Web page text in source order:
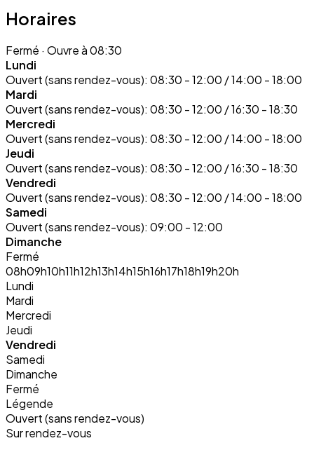
Horaires
Fermé · Ouvre à 08:30
Lundi
Ouvert (sans rendez-vous): 08:30 - 12:00 / 14:00 - 18:00
Mardi
Ouvert (sans rendez-vous): 08:30 - 12:00 / 16:30 - 18:30
Mercredi
Ouvert (sans rendez-vous): 08:30 - 12:00 / 14:00 - 18:00
Jeudi
Ouvert (sans rendez-vous): 08:30 - 12:00 / 16:30 - 18:30
Vendredi
Ouvert (sans rendez-vous): 08:30 - 12:00 / 14:00 - 18:00
Samedi
Ouvert (sans rendez-vous): 09:00 - 12:00
Dimanche
Fermé
08h09h10h11h12h13h14h15h16h17h18h19h20h
Lundi
Mardi
Mercredi
Jeudi
Vendredi
Samedi
Dimanche
Fermé
Légende
Ouvert (sans rendez-vous)
Sur rendez-vous